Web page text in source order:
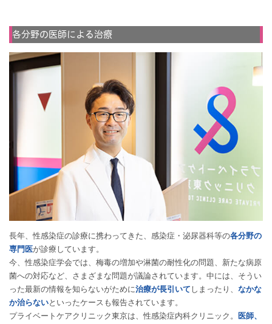
各分野の医師による治療
長年、性感染症の診療に携わってきた、感染症・泌尿器科等の各分野の
専門医が診療しています。
今、性感染症学会では、梅毒の増加や淋菌の耐性化の問題、新たな病原
菌への対応など、さまざまな問題が議論されています。中には、そうい
った最新の情報を知らないがために治療が長引いて しまったり、 なかな
か治らないといったケースも報告されています。
プライベートケアクリニック東京は、性感染症内科クリニック。
医師、